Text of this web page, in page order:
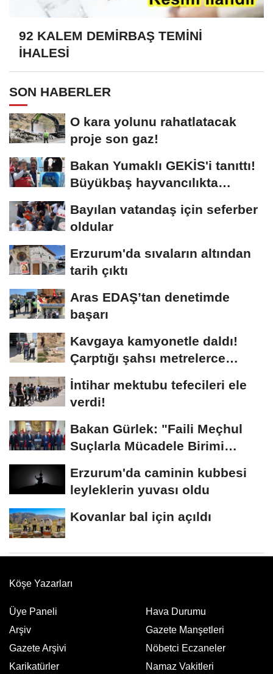
92 KALEM DEMİRBAŞ TEMİNİ
İHALESİ
SON HABERLER
O kara yolunu rahatlatacak
proje son gaz!
Bakan Yumaklı GEKİS'i tanıttı!
Büyükbaş hayvancılıkta
Bayılan vatandaş için seferber
oldular
Erzurum'da sıvaların altından
tarih çıktı
Aras EDAŞ’tan denetimde
başarı
Kavgaya kamyonetle daldı!
Çarptığı şahsı metrelerce
sürükledi
İntihar mektubu tefecileri ele
verdi!
Bakan Gürlek: "Faili Meçhul
Suçlarla Mücadele Birimi
Erzurum'da caminin kubbesi
leyleklerin yuvası oldu
Kovanlar bal için açıldı
Köşe Yazarları
Üye Paneli
Arşiv
Gazete Arşivi
Karikatürler
Hava Durumu
Gazete Manşetleri
Nöbetci Eczaneler
Namaz Vakitleri